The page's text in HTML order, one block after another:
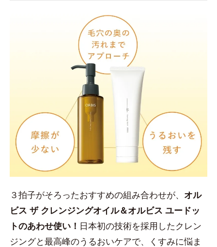
３拍子がそろったおすすめの組み合わせが、 オル
ビス ザ クレンジングオイル＆オルビス ユードッ
トのあわせ使い！ 日本初の技術を採用したクレン
ジングと最高峰のうるおいケアで、くすみに悩ま